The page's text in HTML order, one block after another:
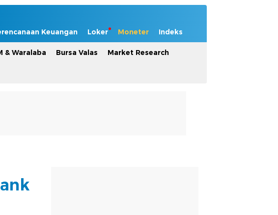
Keuangan Loker Moneter Indeks
& Waralaba Bursa Valas Market Research